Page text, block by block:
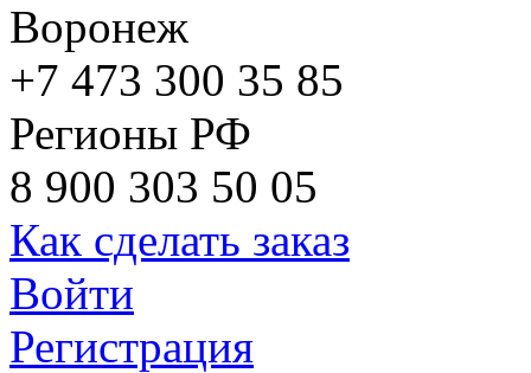
Воронеж
+7 473 300 35 85
Регионы РФ
8 900 303 50 05
Как сделать заказ
Войти
Регистрация